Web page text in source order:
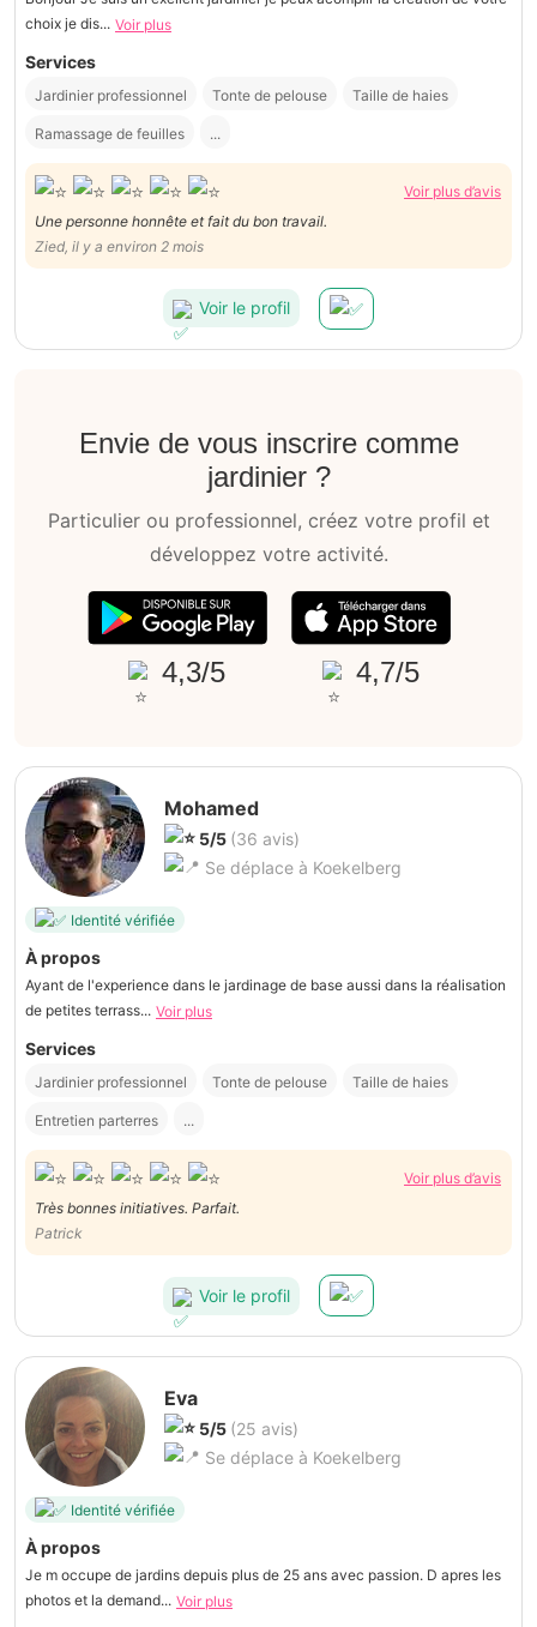
choix je dis... Voir plus
Services
Jardinier professionnel Tonte de pelouse Taille de haies
Ramassage de feuilles ...
Voir plus d’avis
Une personne honnête et fait du bon travail.
Zied, il y a environ 2 mois
Voir le profil
Envie de vous inscrire comme
jardinier ?
Particulier ou professionnel, créez votre profil et
développez votre activité.
4,3/5 4,7/5
Mohamed
5/5 (36 avis)
Se déplace à Koekelberg
Identité vérifiée
À propos
Ayant de l'experience dans le jardinage de base aussi dans la réalisation
de petites terrass... Voir plus
Services
Jardinier professionnel Tonte de pelouse Taille de haies
Entretien parterres ...
Voir plus d’avis
Très bonnes initiatives. Parfait.
Patrick
Voir le profil
Eva
5/5 (25 avis)
Se déplace à Koekelberg
Identité vérifiée
À propos
Je m occupe de jardins depuis plus de 25 ans avec passion. D apres les
photos et la demand... Voir plus